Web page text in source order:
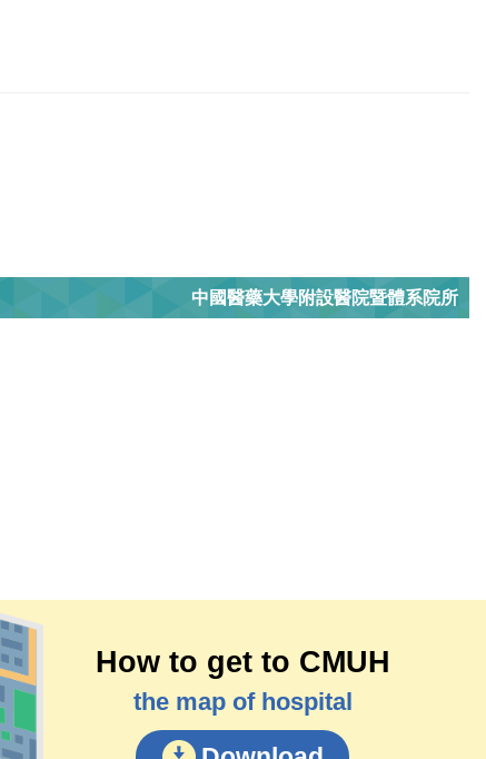
中國醫藥大學附設醫院暨體系院所
How to get to CMUH
the map of hospital